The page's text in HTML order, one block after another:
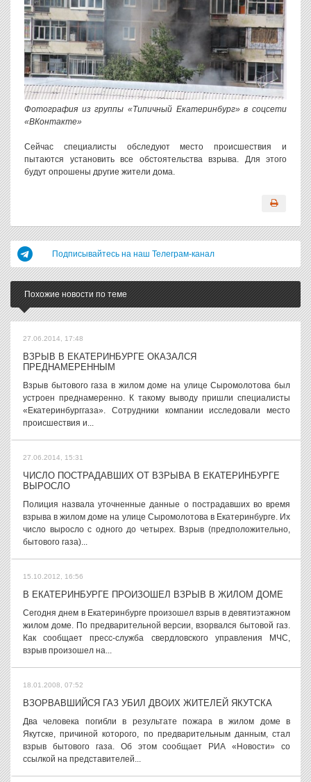
Фотография из группы «Типичный Екатеринбург» в соцсети
«ВКонтакте»
Сейчас специалисты обследуют место происшествия и
пытаются установить все обстоятельства взрыва. Для этого
будут опрошены другие жители дома.
Подписывайтесь на наш Телеграм-канал
Похожие новости по теме
27.06.2014, 17:48
ВЗРЫВ В ЕКАТЕРИНБУРГЕ ОКАЗАЛСЯ
ПРЕДНАМЕРЕННЫМ
Взрыв бытового газа в жилом доме на улице Сыромолотова был
устроен преднамеренно. К такому выводу пришли специалисты
«Екатеринбурггаза». Сотрудники компании исследовали место
происшествия и...
27.06.2014, 15:31
ЧИСЛО ПОСТРАДАВШИХ ОТ ВЗРЫВА В ЕКАТЕРИНБУРГЕ
ВЫРОСЛО
Полиция назвала уточненные данные о пострадавших во время
взрыва в жилом доме на улице Сыромолотова в Екатеринбурге. Их
число выросло с одного до четырех. Взрыв (предположительно,
бытового газа)...
15.10.2012, 16:56
В ЕКАТЕРИНБУРГЕ ПРОИЗОШЕЛ ВЗРЫВ В ЖИЛОМ ДОМЕ
Сегодня днем в Екатеринбурге произошел взрыв в девятиэтажном
жилом доме. По предварительной версии, взорвался бытовой газ.
Как сообщает пресс-служба свердловского управления МЧС,
взрыв произошел на...
18.01.2008, 07:52
ВЗОРВАВШИЙСЯ ГАЗ УБИЛ ДВОИХ ЖИТЕЛЕЙ ЯКУТСКА
Два человека погибли в результате пожара в жилом доме в
Якутске, причиной которого, по предварительным данным, стал
взрыв бытового газа. Об этом сообщает РИА «Новости» со
ссылкой на представителей...